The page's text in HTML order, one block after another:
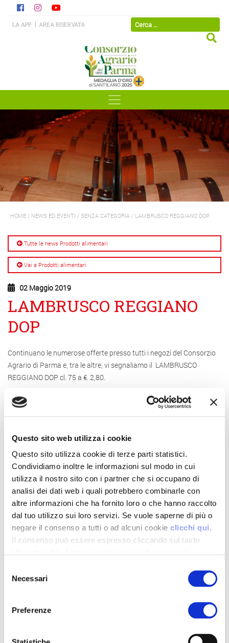
Questo sito web utilizza i cookie
Questo sito utilizza cookie di terze parti statistici.
Condividiamo inoltre le informazioni sul modo in cui
utilizza il nostro sito con i partner che si occupano di
analisi dei dati web i quali potrebbero combinarle con
altre informazioni che ha fornito loro o che hanno raccolto
dal tuo utilizzo sui loro servizi. Se vuole saperne di più o
negare il consenso a tutti o ad alcuni cookie clicchi qui.
Il consenso può essere espresso cliccando sul tasto
delNecessari
Preferenze
LA APP AREA RISERVATA
HOME / NEWS ED EVENTI / SENZA CATEGORIA / LAMBRUSCO REGGIANO DOP
Tutte le news Prodotti alimentari
Vai a Prodotti alimentari
02 Maggio 2019
LAMBRUSCO REGGIANO
DOP
Continuano le numerose offerte presso tutti i negozi del Consorzio
Agrario di Parma e, tra le altre, vi segnaliamo il LAMBRUSCO
REGGIANO DOP cl. 75 a €. 2,80.
Altre Notizie
30 Luglio 2026
Le nostre super offerte
dal 30 luglio all’11
agosto!
Vieni a trovarci nei nostri market di
Bardi (viale Vittorio Veneto, 8),
Rocca, 29), Bedonia (via dello Sport,
3), Berceto (via mons. Lucchi, 37),
(l.go Affò, 6/8), Zibello (via Boni, 19) e